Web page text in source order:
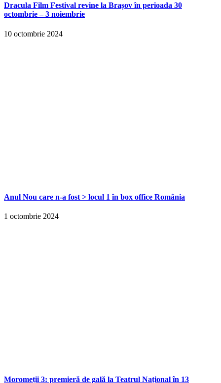
Dracula Film Festival revine la Brașov în perioada 30
octombrie – 3 noiembrie
10 octombrie 2024
Anul Nou care n-a fost > locul 1 în box office România
1 octombrie 2024
Moromeții 3: premieră de gală la Teatrul Național în 13